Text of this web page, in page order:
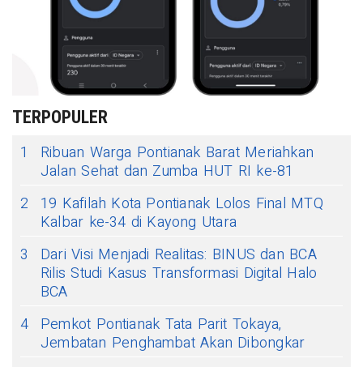
TERPOPULER
1
Ribuan Warga Pontianak Barat Meriahkan
Jalan Sehat dan Zumba HUT RI ke-81
2
19 Kafilah Kota Pontianak Lolos Final MTQ
Kalbar ke-34 di Kayong Utara
3
Dari Visi Menjadi Realitas: BINUS dan BCA
Rilis Studi Kasus Transformasi Digital Halo
BCA
4 Pemkot Pontianak Tata Parit Tokaya,
Jembatan Penghambat Akan Dibongkar